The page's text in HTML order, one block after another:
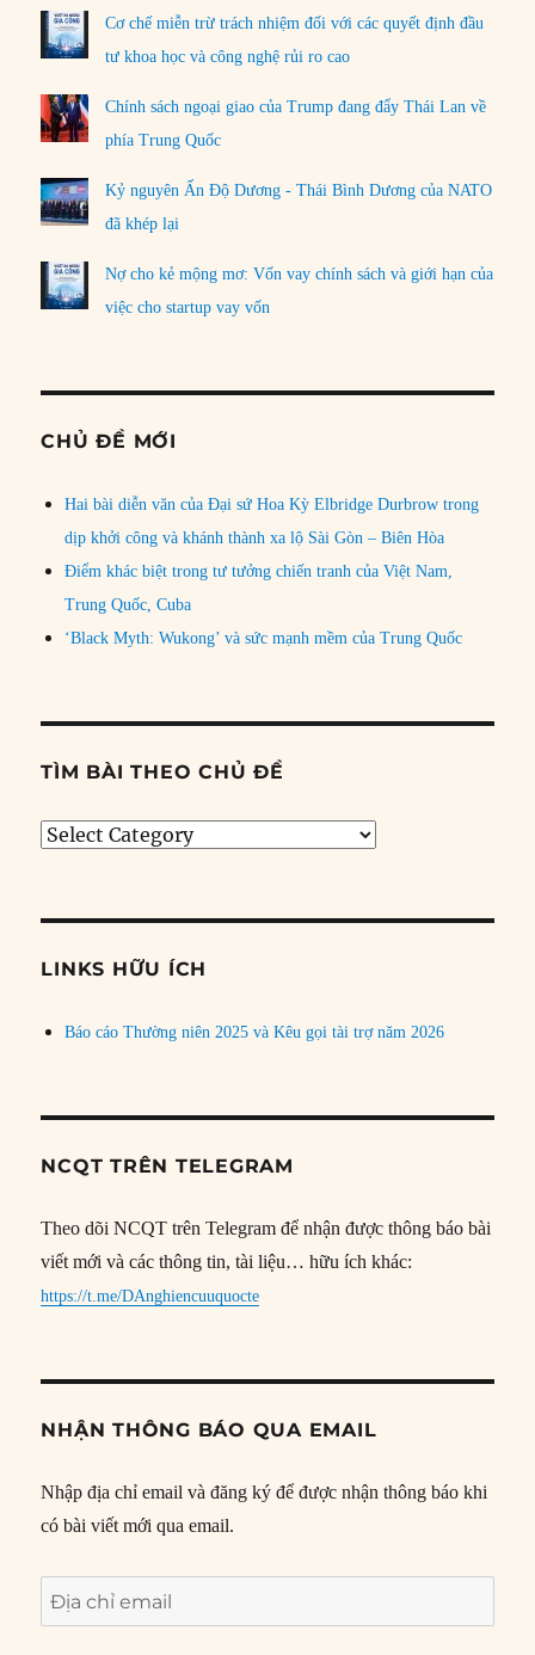
Cơ chế miễn trừ trách nhiệm đối với các quyết định đầu
tư khoa học và công nghệ rủi ro cao
Chính sách ngoại giao của Trump đang đẩy Thái Lan về
phía Trung Quốc
Kỷ nguyên Ấn Độ Dương - Thái Bình Dương của NATO
đã khép lại
Nợ cho kẻ mộng mơ: Vốn vay chính sách và giới hạn của
việc cho startup vay vốn
CHỦ ĐỀ MỚI
Hai bài diễn văn của Đại sứ Hoa Kỳ Elbridge Durbrow trong
dịp khởi công và khánh thành xa lộ Sài Gòn – Biên Hòa
Điểm khác biệt trong tư tưởng chiến tranh của Việt Nam,
Trung Quốc, Cuba
‘Black Myth: Wukong’ và sức mạnh mềm của Trung Quốc
TÌM BÀI THEO CHỦ ĐỀ
Tìm
đề
LINKS HỮU ÍCH
Báo cáo Thường niên 2025 và Kêu gọi tài trợ năm 2026
NCQT TRÊN TELEGRAM
Theo dõi NCQT trên Telegram để nhận được thông báo bài
viết mới và các thông tin, tài liệu… hữu ích khác:
https://t.me/DAnghiencuuquocte
NHẬN THÔNG BÁO QUA EMAIL
Nhập địa chỉ email và đăng ký để được nhận thông báo khi
có bài viết mới qua email.
Địa
chỉ